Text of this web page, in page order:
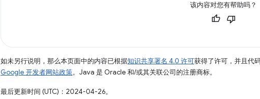
该内容对您有帮助吗？
如未另行说明，那么本页面中的内容已根据知识共享署名 4.0 许可获得了许可，并且代
Google 开发者网站政策。Java 是 Oracle 和/或其关联公司的注册商标。
最后更新时间 (UTC)：2024-04-26。